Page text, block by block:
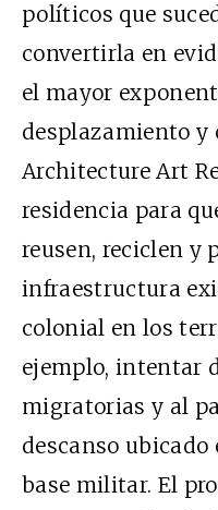
políticos que
convertirla en
el mayor
desplazamiento y
Architecture Art
residencia para
reusen, reciclen y
infraestructura
colonial en los
ejemplo, intentar
migratorias y al
descanso
base militar. El